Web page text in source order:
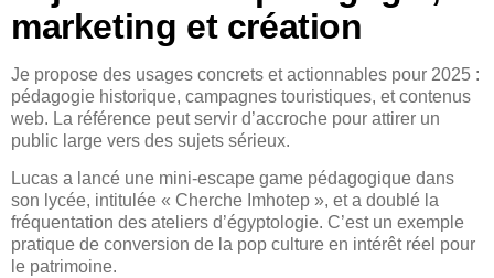
marketing et création
Je propose des usages concrets et actionnables pour 2025 :
pédagogie historique, campagnes touristiques, et contenus
web. La référence peut servir d’accroche pour attirer un
public large vers des sujets sérieux.
Lucas a lancé une mini-escape game pédagogique dans
son lycée, intitulée « Cherche Imhotep », et a doublé la
fréquentation des ateliers d’égyptologie. C’est un exemple
pratique de conversion de la pop culture en intérêt réel pour
le patrimoine.